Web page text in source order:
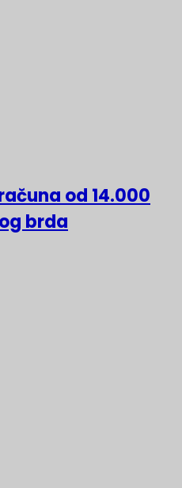
od 14.000
brda